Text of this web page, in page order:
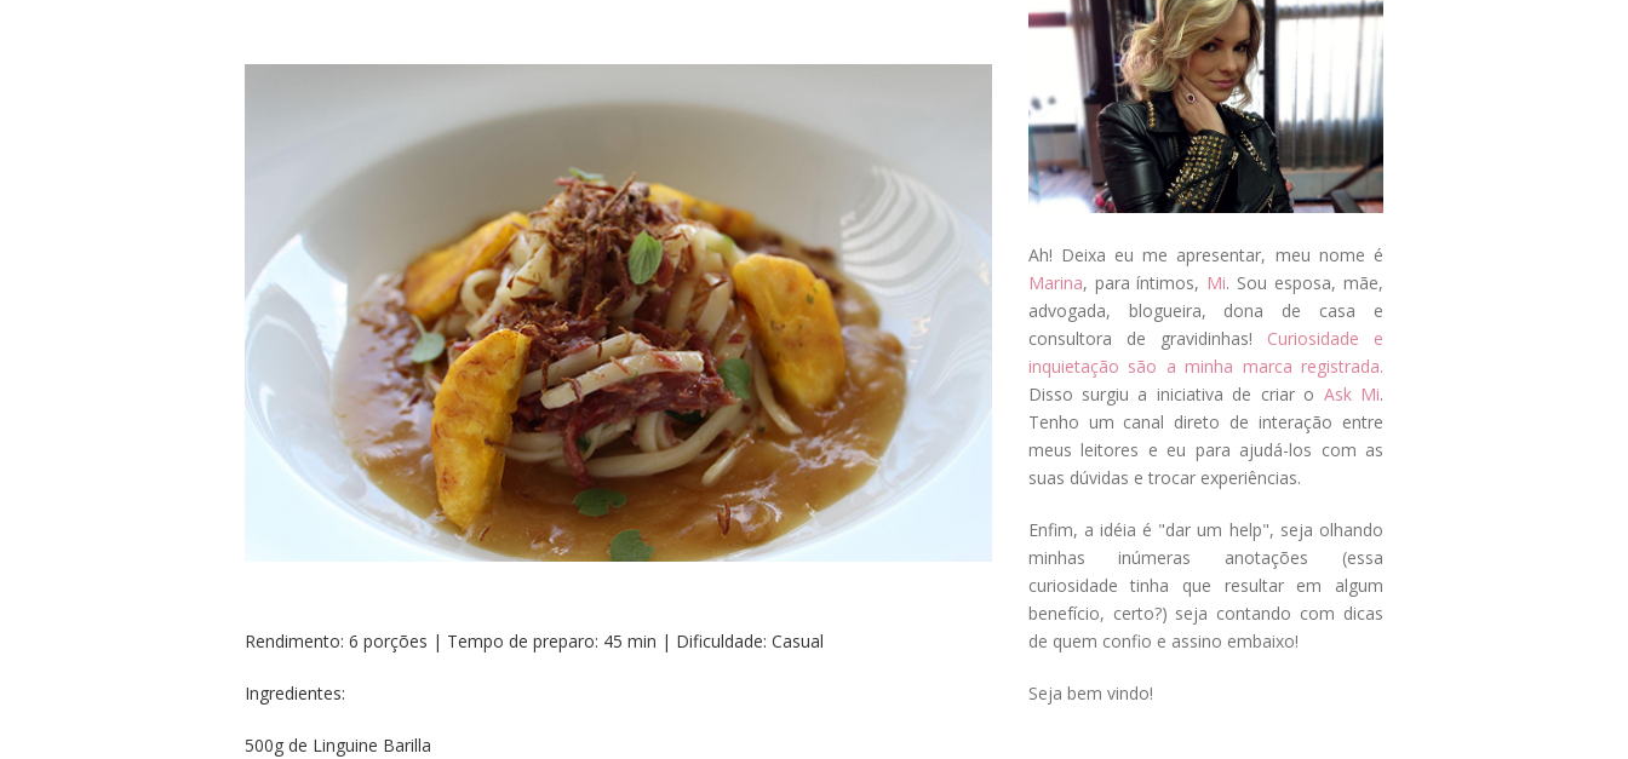
Rendimento: 6 porções | Tempo de preparo: 45 min | Dificuldade: Casual
Ingredientes:
500g de Linguine Barilla
Ah! Deixa eu me apresentar, meu nome é
Marina, para íntimos, Mi. Sou esposa, mãe,
advogada, blogueira, dona de casa e
consultora de gravidinhas! Curiosidade e
inquietação são a minha marca registrada.
Disso surgiu a iniciativa de criar o Ask Mi.
Tenho um canal direto de interação entre
meus leitores e eu para ajudá-los com as
suas dúvidas e trocar experiências.
Enfim, a idéia é "dar um help", seja olhando
minhas inúmeras anotações (essa
curiosidade tinha que resultar em algum
benefício, certo?) seja contando com dicas
de quem confio e assino embaixo!
Seja bem vindo!